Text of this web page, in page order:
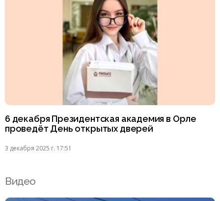
6 декабря Президентская академия в Орле
проведёт День открытых дверей
3 декабря 2025 г. 17:51
Видео